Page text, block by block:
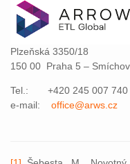
Plzeňská 3350/18
150 00 Praha 5 – Smíchov
Tel.: +420 245 007 740
e-mail: office@arws.cz